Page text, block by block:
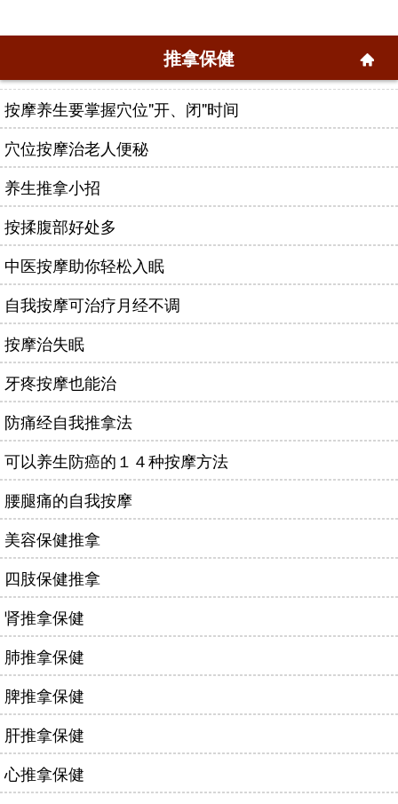
推拿保健
按摩养生要掌握穴位"开、闭"时间
穴位按摩治老人便秘
养生推拿小招
按揉腹部好处多
中医按摩助你轻松入眠
自我按摩可治疗月经不调
按摩治失眠
牙疼按摩也能治
防痛经自我推拿法
可以养生防癌的１４种按摩方法
腰腿痛的自我按摩
美容保健推拿
四肢保健推拿
肾推拿保健
肺推拿保健
脾推拿保健
肝推拿保健
心推拿保健